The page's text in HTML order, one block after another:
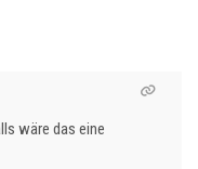
wäre das eine